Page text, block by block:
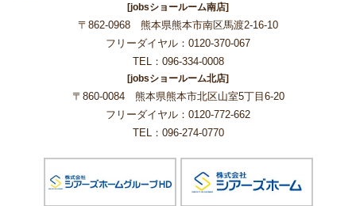
[jobsショールーム南店]
〒862-0968 熊本県熊本市南区馬渡2-16-10
フリーダイヤル：0120-370-067
TEL：096-334-0008
[jobsショールーム北店]
〒860-0084 熊本県熊本市北区山室5丁目6-20
フリーダイヤル：0120-772-662
TEL：096-274-0770